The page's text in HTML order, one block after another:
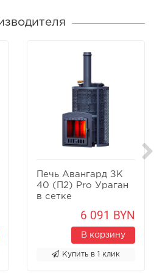
Печь Авангард ЗК
40 (П2) Pro Ураган
в сетке
6 091 BYN
В корзину
Купить в 1 клик